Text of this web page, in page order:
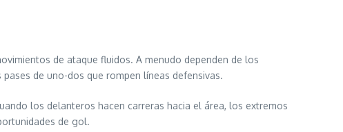
de ataque fluidos. A menudo dependen de los
de uno-dos que rompen líneas defensivas.
los delanteros hacen carreras hacia el área, los extremos
de gol.